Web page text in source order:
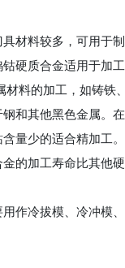
料较多，可用于制
硬质合金适用于加
材料的加工，如铸铁
和其他黑色金属。
量少的适合精加工
的加工寿命比其他硬
冷拔模、冷冲模、